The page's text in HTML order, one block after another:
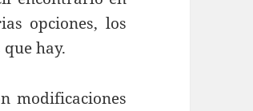
opciones, los
hay.
modificaciones